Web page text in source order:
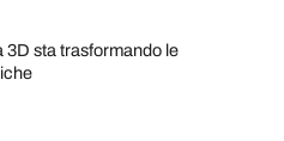
3D sta trasformando le